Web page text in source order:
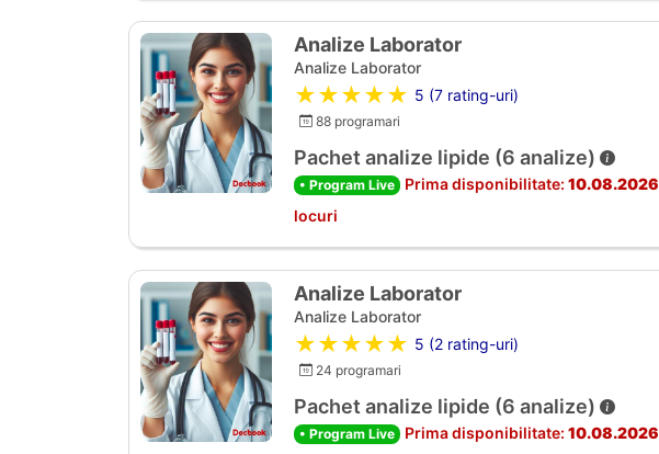
Analize Laborator
Analize Laborator
★★★★★ 5 (7 rating-uri)
88 programari
Pachet analize lipide (6 analize)
• Program Live Prima disponibilitate: 10.08.2026
locuri
Analize Laborator
Analize Laborator
★★★★★ 5 (2 rating-uri)
24 programari
Pachet analize lipide (6 analize)
• Program Live Prima disponibilitate: 10.08.2026